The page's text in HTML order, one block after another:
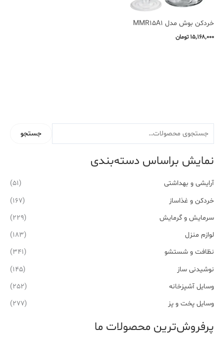
جستجو
نمایش براساس دسته‌بندی
آرایشی و بهداشتی
(51)
خردکن و غذاساز
(167)
سرمایش و گرمایش
(229)
لوازم منزل
(183)
نظافت و شستشو
(341)
نوشیدنی ساز
(145)
وسایل آشپزخانه
(252)
وسایل پخت و پز
(277)
پرفروش‌ترین محصولات ما
خردکن بوش مدل MMR15A1
۱۵٬۱۶۸٬۰۰۰ تومان